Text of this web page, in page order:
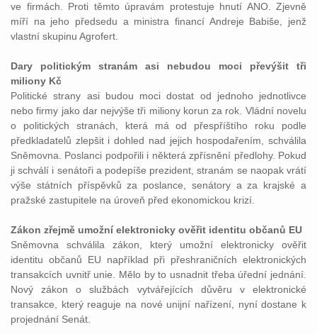
ve firmách. Proti těmto úpravám protestuje hnutí ANO. Zjevně
míří na jeho předsedu a ministra financí Andreje Babiše, jenž
vlastní skupinu Agrofert.
Dary politickým stranám asi nebudou moci převýšit tři
miliony Kč
Politické strany asi budou moci dostat od jednoho jednotlivce
nebo firmy jako dar nejvýše tři miliony korun za rok. Vládní novelu
o politických stranách, která má od přespříštího roku podle
předkladatelů zlepšit i dohled nad jejich hospodařením, schválila
Sněmovna. Poslanci podpořili i některá zpřísnění předlohy. Pokud
ji schválí i senátoři a podepíše prezident, stranám se naopak vrátí
výše státních příspěvků za poslance, senátory a za krajské a
pražské zastupitele na úroveň před ekonomickou krizí.
Zákon zřejmě umožní elektronicky ověřit identitu občanů EU
Sněmovna schválila zákon, který umožní elektronicky ověřit
identitu občanů EU například při přeshraničních elektronických
transakcích uvnitř unie. Mělo by to usnadnit třeba úřední jednání.
Nový zákon o službách vytvářejících důvěru v elektronické
transakce, který reaguje na nové unijní nařízení, nyní dostane k
projednání Senát.